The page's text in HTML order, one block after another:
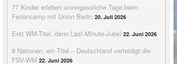
77 Kinder erleben unvergessliche Tage beim
Feriencamp mit Union Berlin 20. Juli 2026
Erst WM-Titel, dann Last-Minute-Jubel 22. Juni 2026
6 Nationen, ein Titel – Deutschland verteidigt die
FSV-WM 22. Juni 2026